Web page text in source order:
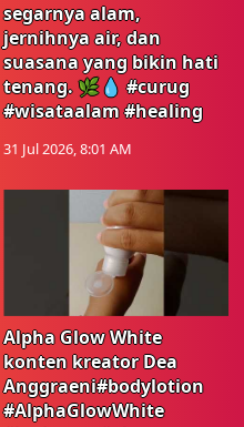
segarnya alam,
jernihnya air, dan
suasana yang bikin hati
tenang. 🌿💧 #curug
#wisataalam #healing
31 Jul 2026, 8:01 AM
Alpha Glow White
konten kreator Dea
Anggraeni#bodylotion
#AlphaGlowWhite